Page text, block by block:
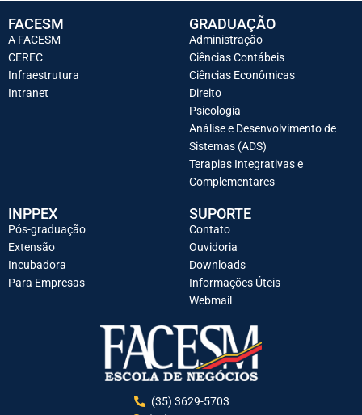
FACESM
A FACESM
CEREC
Infraestrutura
Intranet
GRADUAÇÃO
Administração
Ciências Contábeis
Ciências Econômicas
Direito
Psicologia
Análise e Desenvolvimento de
Sistemas (ADS)
Terapias Integrativas e
Complementares
INPPEX
Pós-graduação
Extensão
Incubadora
Para Empresas
SUPORTE
Contato
Ouvidoria
Downloads
Informações Úteis
Webmail
(35) 3629-5703